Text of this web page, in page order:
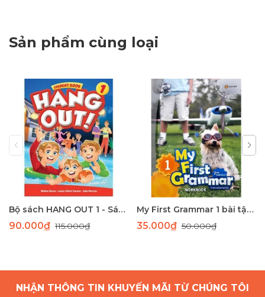
Sản phẩm cùng loại
Bộ sách HANG OUT 1 - Sách học tiếng Anh giao tiếp dành cho học sinh tiểu học
90.000₫115.000₫
My First Grammar 1 bài tập 2nd Edition
35.000₫ 50.000₫
NHẬN THÔNG TIN KHUYẾN MÃI TỪ CHÚNG TÔI